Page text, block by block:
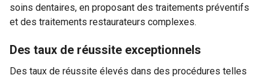
soins dentaires, en proposant des traitements préventifs
et des traitements restaurateurs complexes.
Des taux de réussite exceptionnels
Des taux de réussite élevés dans des procédures telles